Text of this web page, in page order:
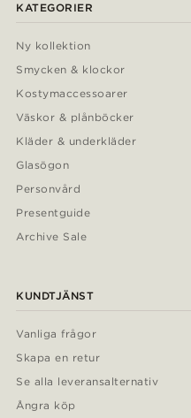
KATEGORIER
Ny kollektion
Smycken & klockor
Kostymaccessoarer
Väskor & plånböcker
Kläder & underkläder
Glasögon
Personvård
Presentguide
Archive Sale
KUNDTJÄNST
Vanliga frågor
Skapa en retur
Se alla leveransalternativ
Ångra köp